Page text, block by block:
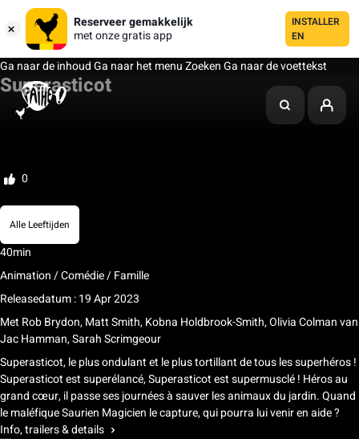
Reserveer gemakkelijk
met onze gratis app
INSTALLER
EN
Ga naar de inhoudGa naar het menuZoekenGa naar de voettekst
Superasticot
Mijn lijst
0
Alle Leeftijden
40min
Animation / Comédie / Famille
Releasedatum : 19 Apr 2023
Met Rob Brydon, Matt Smith, Kobna Holdbrook-Smith, Olivia Colmanvan
Jac Hamman, Sarah Scrimgeour
Superasticot, le plus ondulant et le plus tortillant de tous les superhéros !
Superasticot est superélancé, Superasticot est supermusclé ! Héros au
grand cœur, il passe ses journées à sauver les animaux du jardin. Quand
le maléfique Saurien Magicien le capture, qui pourra lui venir en aide ?
Info, trailers & details